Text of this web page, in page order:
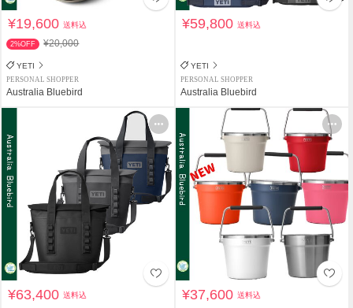
¥19,600送料込
2%OFF ¥20,000
YETI
PERSONAL SHOPPER
Australia Bluebird
¥59,800送料込
YETI
PERSONAL SHOPPER
Australia Bluebird
¥63,400送料込 ¥37,600送料込